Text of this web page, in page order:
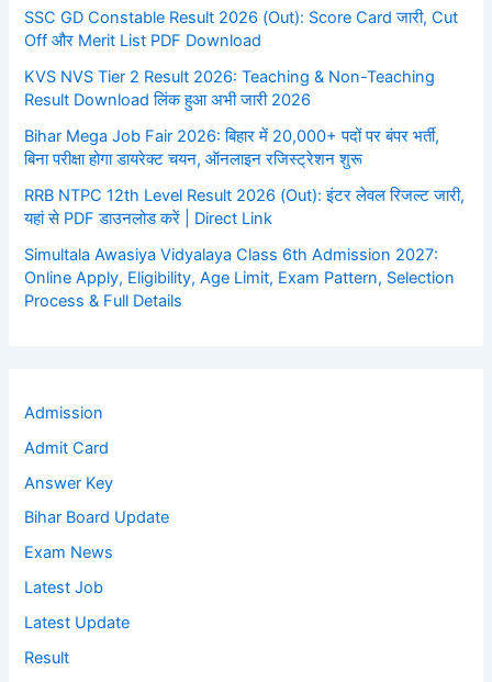
SSC GD Constable Result 2026 (Out): Score Card जारी, Cut
Off और Merit List PDF Download
KVS NVS Tier 2 Result 2026: Teaching & Non-Teaching
Result Download लिंक हुआ अभी जारी 2026
Bihar Mega Job Fair 2026: बिहार में 20,000+ पदों पर बंपर भर्ती,
बिना परीक्षा होगा डायरेक्ट चयन, ऑनलाइन रजिस्ट्रेशन शुरू
RRB NTPC 12th Level Result 2026 (Out): इंटर लेवल रिजल्ट जारी,
यहां से PDF डाउनलोड करें | Direct Link
Simultala Awasiya Vidyalaya Class 6th Admission 2027:
Online Apply, Eligibility, Age Limit, Exam Pattern, Selection
Process & Full Details
Admission
Admit Card
Answer Key
Bihar Board Update
Exam News
Latest Job
Latest Update
Result